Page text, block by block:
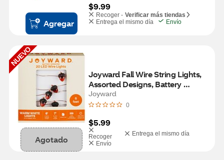
Agregar
$9.99
Recoger - Verificar más tiendas
Entrega el mismo día
Envío
NUEVO
Agotado
Joyward Fall Wire String Lights,
Assorted Designs, Battery
Operated, 6 ft (7 ft Total Length)
Joyward
0
$5.99
Recoger
Entrega el mismo día
Envío